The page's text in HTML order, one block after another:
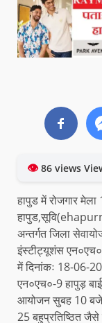
👁86 views
हापुड में रोजगार
अन्तर्गत जिला
इंस्टीट्यूशंस
में दिनांकः 18-06-
एन०एच०-9 हापुड़
आयोजन सुबह 10 बजे
25 बहुप्रतिष्ठित